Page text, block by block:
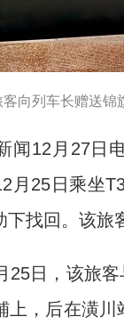
客向列车长赠送锦
12月27日电
月25日乘坐
找回。该旅
日，该旅客
上，后在潢